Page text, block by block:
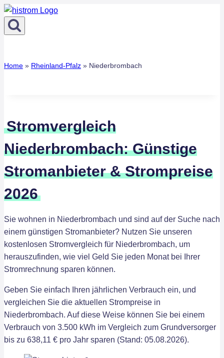
Zum
Inhalt
springen
Home » Rheinland-Pfalz » Niederbrombach
Stromvergleich
Niederbrombach: Günstige
Stromanbieter & Strompreise
2026
Sie wohnen in Niederbrombach und sind auf der Suche nach
einem günstigen Stromanbieter? Nutzen Sie unseren
kostenlosen Stromvergleich für Niederbrombach, um
herauszufinden, wie viel Geld Sie jeden Monat bei Ihrer
Stromrechnung sparen können.
Geben Sie einfach Ihren jährlichen Verbrauch ein, und
vergleichen Sie die aktuellen Strompreise in
Niederbrombach. Auf diese Weise können Sie bei einem
Verbrauch von 3.500 kWh im Vergleich zum Grundversorger
bis zu 638,11 € pro Jahr sparen (Stand: 05.08.2026).